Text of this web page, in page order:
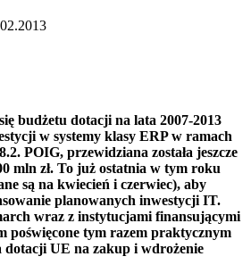
budżetu dotacji na lata 2007-2013
w systemy klasy ERP w ramach
POIG, przewidziana została jeszcze
mln zł. To już ostatnia w tym roku
są na kwiecień i czerwiec), aby
planowanych inwestycji IT.
wraz z instytucjami finansującymi
poświęcone tym razem praktycznym
dotacji UE na zakup i wdrożenie